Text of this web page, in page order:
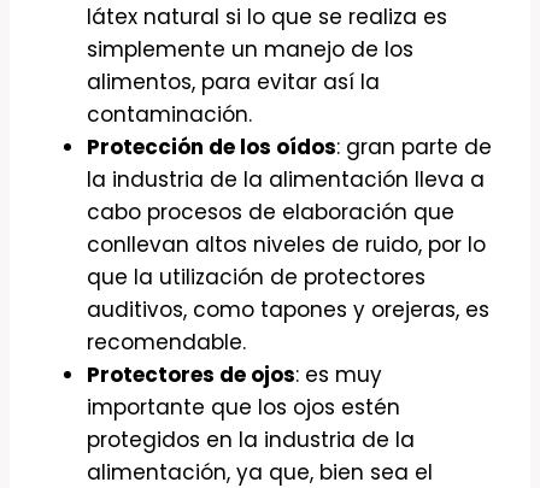
látex natural si lo que se realiza es
simplemente un manejo de los
alimentos, para evitar así la
contaminación.
Protección de los oídos: gran parte de
la industria de la alimentación lleva a
cabo procesos de elaboración que
conllevan altos niveles de ruido, por lo
que la utilización de protectores
auditivos, como tapones y orejeras, es
recomendable.
Protectores de ojos: es muy
importante que los ojos estén
protegidos en la industria de la
alimentación, ya que, bien sea el